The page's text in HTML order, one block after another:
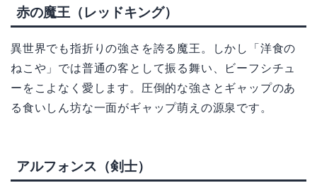
赤の魔王（レッドキング）
異世界でも指折りの強さを誇る魔王。しかし「洋食の
ねこや」では普通の客として振る舞い、ビーフシチュ
ーをこよなく愛します。圧倒的な強さとギャップのあ
る食いしん坊な一面がギャップ萌えの源泉です。
アルフォンス（剣士）